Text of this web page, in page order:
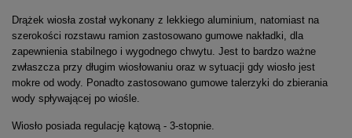
Drążek wiosła został wykonany z lekkiego aluminium, natomiast na
szerokości rozstawu ramion zastosowano gumowe nakładki, dla
zapewnienia stabilnego i wygodnego chwytu. Jest to bardzo ważne
zwłaszcza przy długim wiosłowaniu oraz w sytuacji gdy wiosło jest
mokre od wody. Ponadto zastosowano gumowe talerzyki do zbierania
wody spływającej po wiośle.
Wiosło posiada regulację kątową - 3-stopnie.